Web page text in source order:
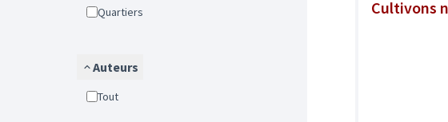
Quartiers
Auteurs
Tout
Cultivons